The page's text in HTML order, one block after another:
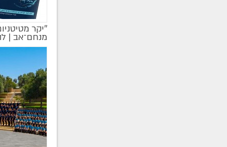
מקודם
''יקר
מנחם־אב |